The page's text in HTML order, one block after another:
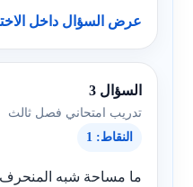
عرض السؤال داخل
السؤال 3
تدريب امتحاني فصل ثالث
النقاط: 1
ما مساحة شبه